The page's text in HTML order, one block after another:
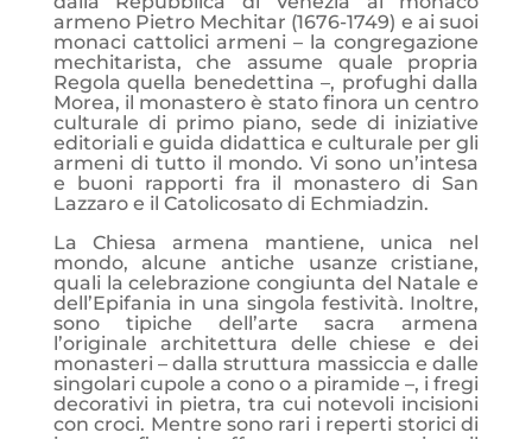
armeno Pietro Mechitar (1676-1749) e ai suoi
monaci cattolici armeni – la congregazione
mechitarista, che assume quale propria
Regola quella benedettina –, profughi dalla
Morea, il monastero è stato finora un centro
culturale di primo piano, sede di iniziative
editoriali e guida didattica e culturale per gli
armeni di tutto il mondo. Vi sono un’intesa
e buoni rapporti fra il monastero di San
Lazzaro e il Catolicosato di Echmiadzin.
La Chiesa armena mantiene, unica nel
mondo, alcune antiche usanze cristiane,
quali la celebrazione congiunta del Natale e
dell’Epifania in una singola festività. Inoltre,
sono tipiche dell’arte sacra armena
l’originale architettura delle chiese e dei
monasteri – dalla struttura massiccia e dalle
singolari cupole a cono o a piramide –, i fregi
decorativi in pietra, tra cui notevoli incisioni
con croci. Mentre sono rari i reperti storici di